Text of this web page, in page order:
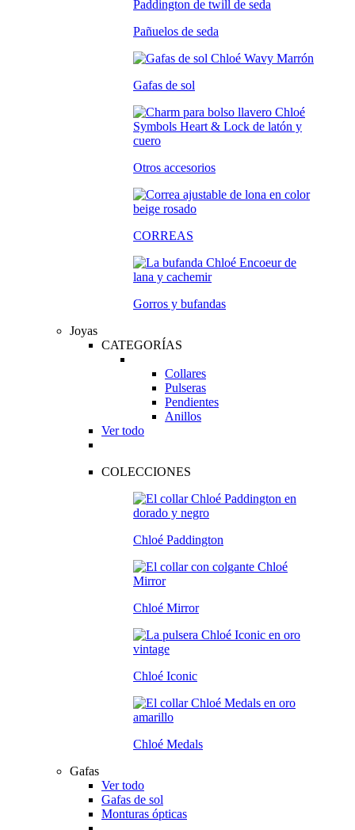
Pañuelos de seda
Gafas de sol
Otros accesorios
CORREAS
Gorros y bufandas
Joyas
CATEGORÍAS
Collares
Pulseras
Pendientes
Anillos
Ver todo
COLECCIONES
Chloé Paddington
Chloé Mirror
Chloé Iconic
Chloé Medals
Gafas
Ver todo
Gafas de sol
Monturas ópticas